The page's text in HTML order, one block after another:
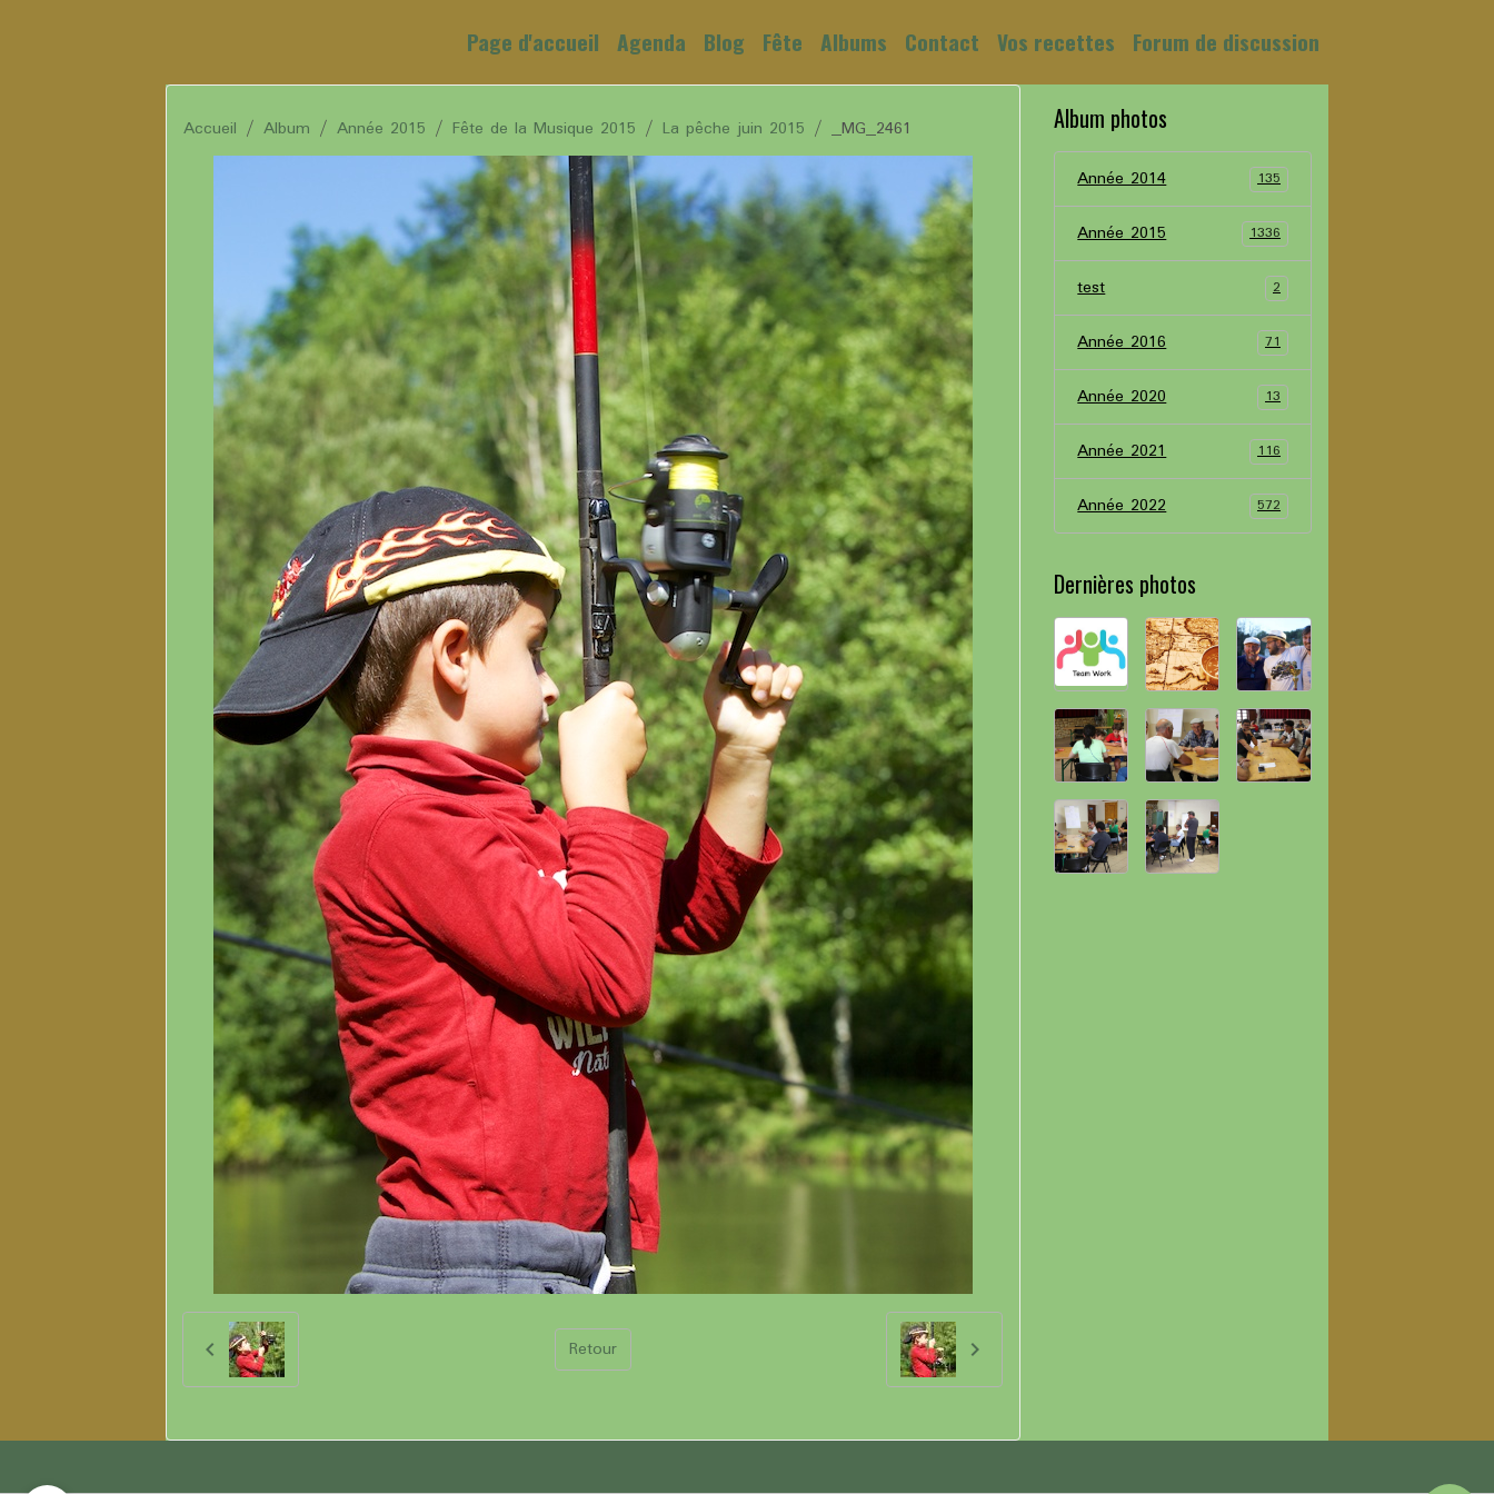
Page d'accueil Agenda Blog Fête Albums Contact Vos recettes Forum de discussion
Accueil Album Année 2015 Fête de la Musique 2015 La pêche juin 2015 _MG_2461
Retour
Album photos
Année 2014 135
Année 2015 1336
test 2
Année 2016 71
Année 2020 13
Année 2021 116
Année 2022 572
Dernières photos